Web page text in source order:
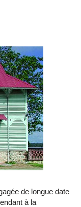
de longue date
à la